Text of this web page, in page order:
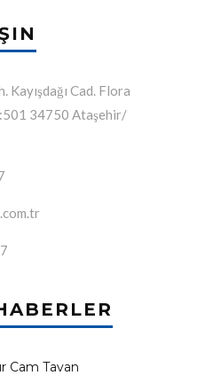
Kayışdağı Cad. Flora
34750 Ataşehir/
Cam Tavan